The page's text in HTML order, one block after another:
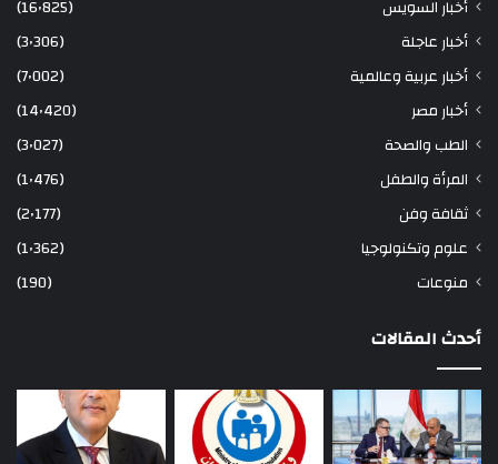
أخبار السويس
(16٬825)
أخبار عاجلة
(3٬306)
أخبار عربية وعالمية
(7٬002)
أخبار مصر
(14٬420)
الطب والصحة
(3٬027)
المرأة والطفل
(1٬476)
ثقافة وفن
(2٬177)
علوم وتكنولوجيا
(1٬362)
منوعات
(190)
أحدث المقالات